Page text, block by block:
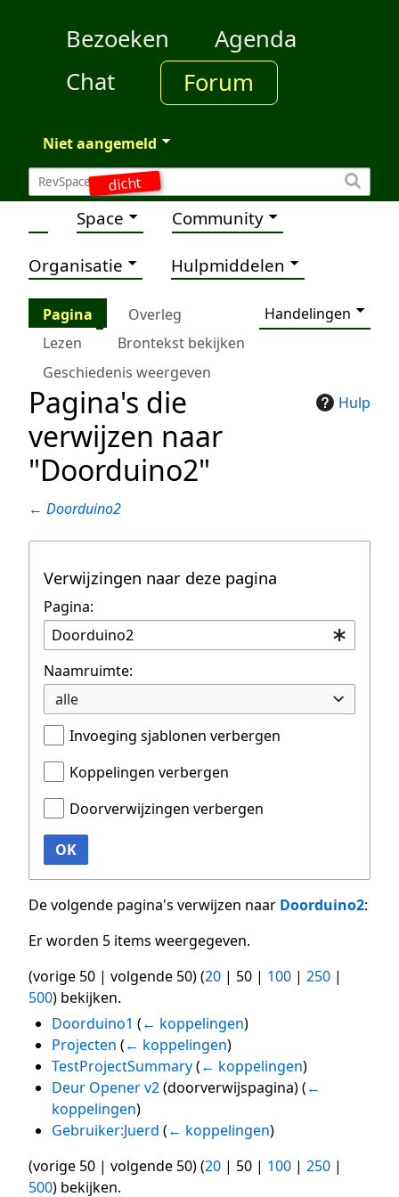
dicht
Bezoeken
Agenda
Chat
Forum
Niet aangemeld
Space Community
Organisatie Hulpmiddelen
Pagina Overleg
Handelingen
Lezen
Brontekst bekijken
Geschiedenis weergeven
Hulp
Pagina's die
verwijzen naar
"Doorduino2"
← Doorduino2
Verwijzingen naar deze pagina
Pagina:
Naamruimte:
alle
Invoeging sjablonen verbergen
Koppelingen verbergen
Doorverwijzingen verbergen
OK
De volgende pagina's verwijzen naar Doorduino2:
Er worden 5 items weergegeven.
(vorige 50 | volgende 50) (20 | 50 | 100 | 250 |
500) bekijken.
Doorduino1 (← koppelingen)
Projecten (← koppelingen)
TestProjectSummary (← koppelingen)
Deur Opener v2(doorverwijspagina)(←
koppelingen)
Gebruiker:Juerd (← koppelingen)
(vorige 50 | volgende 50) (20 | 50 | 100 | 250 |
500) bekijken.